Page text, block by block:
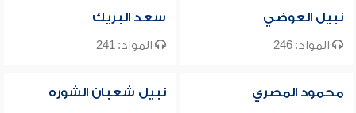
نبيل العوضي
المواد: 246
سعد البريك
المواد: 241
محمود المصري نبيل شعبان الشوره